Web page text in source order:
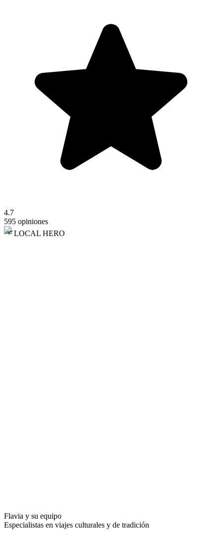
4.7
595 opiniones
LOCAL HERO
Flavia y su equipo
Especialistas en viajes culturales y de tradición